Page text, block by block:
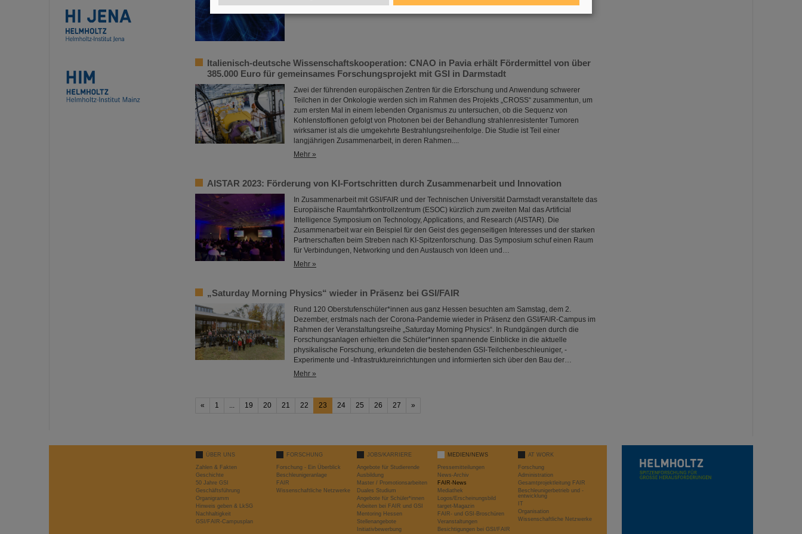
Italienisch-deutsche Wissenschaftskooperation: CNAO in Pavia erhält Fördermittel von über
385.000 Euro für gemeinsames Forschungsprojekt mit GSI in Darmstadt
Zwei der führenden europäischen Zentren für die Erforschung und Anwendung schwerer
Teilchen in der Onkologie werden sich im Rahmen des Projekts „CROSS“ zusammentun, um
zum ersten Mal in einem lebenden Organismus zu untersuchen, ob die Sequenz von
Kohlenstoffionen gefolgt von Photonen bei der Behandlung strahlenresistenter Tumoren
wirksamer ist als die umgekehrte Bestrahlungsreihenfolge. Die Studie ist Teil einer
langjährigen Zusammenarbeit, in deren Rahmen....
Mehr »
AISTAR 2023: Förderung von KI-Fortschritten durch Zusammenarbeit und Innovation
In Zusammenarbeit mit GSI/FAIR und der Technischen Universität Darmstadt veranstaltete das
Europäische Raumfahrtkontrollzentrum (ESOC) kürzlich zum zweiten Mal das Artificial
Intelligence Symposium on Technology, Applications, and Research (AISTAR). Die
Zusammenarbeit war ein Beispiel für den Geist des gegenseitigen Interesses und der starken
Partnerschaften beim Streben nach KI-Spitzenforschung. Das Symposium schuf einen Raum
für Verbindungen, Networking und den Austausch von Ideen und…
Mehr »
„Saturday Morning Physics“ wieder in Präsenz bei GSI/FAIR
Rund 120 Oberstufenschüler*innen aus ganz Hessen besuchten am Samstag, dem 2.
Dezember, erstmals nach der Corona-Pandemie wieder in Präsenz den GSI/FAIR-Campus im
Rahmen der Veranstaltungsreihe „Saturday Morning Physics“. In Rundgängen durch die
Forschungsanlagen erhielten die Schüler*innen spannende Einblicke in die aktuelle
physikalische Forschung, erkundeten die bestehenden GSI-Teilchenbeschleuniger, -
Experimente und -Infrastruktureinrichtungen und informierten sich über den Bau der…
Mehr »
« 1 ... 19 20 21 22 23 24 25 26 27 »
ÜBER UNS
Zahlen & Fakten
Geschichte
50 Jahre GSI
Geschäftsführung
Organigramm
Hinweis geben & LkSG
Nachhaltigkeit
GSI/FAIR-Campusplan
FORSCHUNG
Forschung - Ein Überblick
Beschleunigeranlage
FAIR
Wissenschaftliche Netzwerke
JOBS/KARRIERE
Angebote für Studierende
Ausbildung
Master / Promotionsarbeiten
Duales Studium
Angebote für Schüler*innen
Arbeiten bei FAIR und GSI
Mentoring Hessen
Stellenangebote
Initiativbewerbung
MEDIEN/NEWS
Pressemitteilungen
News-Archiv
FAIR-News
Mediathek
Logos/Erscheinungsbild
target-Magazin
FAIR- und GSI-Broschüren
Veranstaltungen
Besichtigungen bei GSI/FAIR
AT WORK
Forschung
Administration
Gesamtprojektleitung FAIR
Beschleunigerbetrieb und -
entwicklung
IT
Organisation
Wissenschaftliche Netzwerke